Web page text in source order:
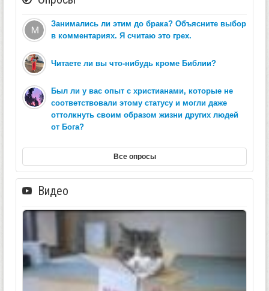
Занимались ли этим до брака? Объясните выбор
в комментариях. Я считаю это грех.
Читаете ли вы что-нибудь кроме Библии?
Был ли у вас опыт с христианами, которые не
соответствовали этому статусу и могли даже
оттолкнуть своим образом жизни других людей
от Бога?
Все опросы
Видео